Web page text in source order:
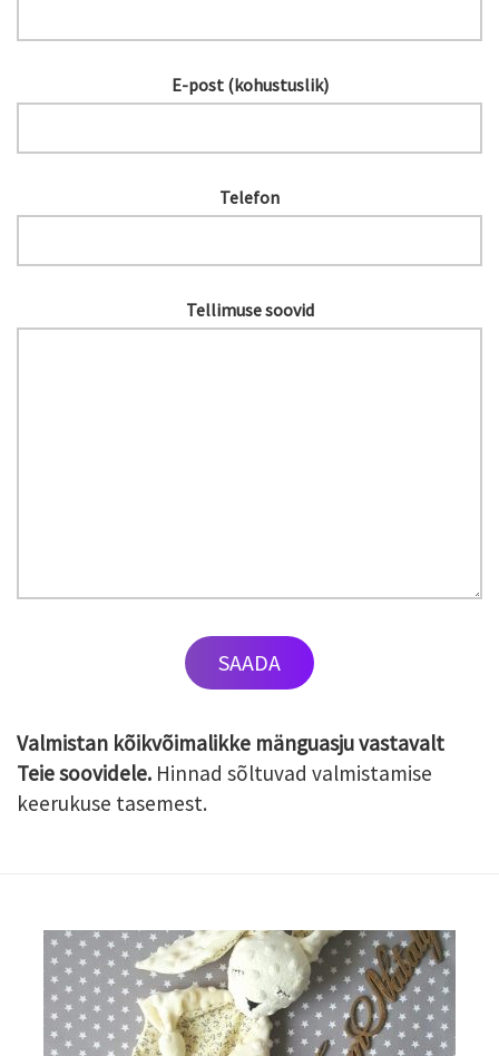
E-post (kohustuslik)
Telefon
Tellimuse soovid
Valmistan kõikvõimalikke mänguasju vastavalt
Teie soovidele. Hinnad sõltuvad valmistamise
keerukuse tasemest.